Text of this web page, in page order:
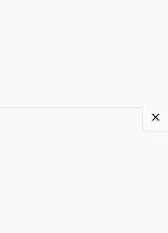
×